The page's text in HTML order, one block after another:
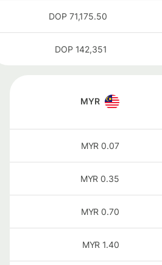
71,175.50
DOP
142,351
DOP
MYR
0.07
MYR
0.35
MYR
0.70
MYR
1.40
MYR